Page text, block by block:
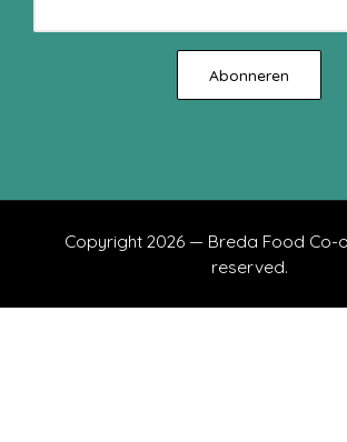
Copyright 2026 — Breda Food Co-
reserved.